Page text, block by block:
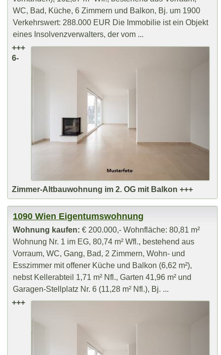
WC, Bad, Küche, 6 Zimmern und Balkon, Bj. um 1900
Verkehrswert: 288.000 EUR Die Immobilie ist ein Objekt
eines Insolvenzverwalters, der vom ...
+++
6-
Zimmer-Altbauwohnung im 2. OG mit Balkon +++
1090 Wien Eigentumswohnung
Wohnung kaufen: € 200.000,- Wohnfläche: 80,81 m²
Wohnung Nr. 1 im EG, 80,74 m² Wfl., bestehend aus
Vorraum, WC, Gang, Bad, 2 Zimmern, Wohn- und
Esszimmer mit offener Küche und Balkon (6,62 m²),
nebst Kellerabteil 1,71 m² Nfl., Garten 41,96 m² und
Garagen-Stellplatz Nr. 6 (11,28 m² Nfl.), Bj. ...
+++